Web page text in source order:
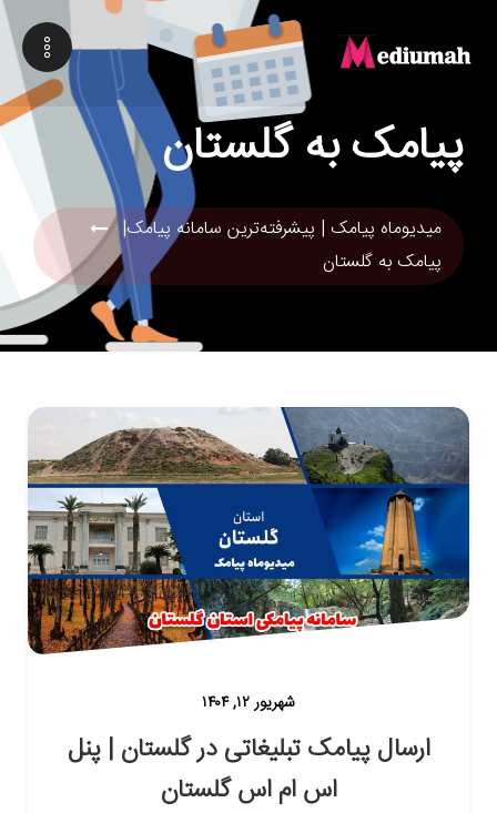
پیامک به گلستان
میدیوماه پیامک | پیشرفته‌ترین سامانه پیامک|
پیامک به گلستان
شهریور ۱۲, ۱۴۰۴
ارسال پیامک تبلیغاتی در گلستان | پنل
اس ام اس گلستان